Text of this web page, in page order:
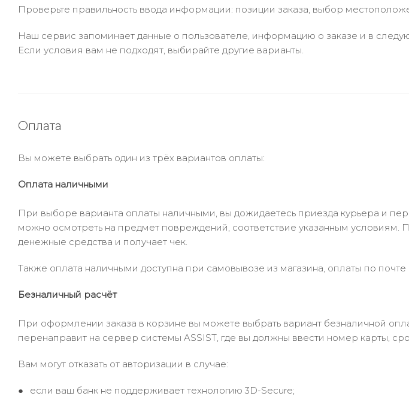
Проверьте правильность ввода информации: позиции заказа, выбор
Наш сервис запоминает данные о пользователе, информацию о заказе и в
Если условия вам не подходят, выбирайте другие варианты.
Оплата
Вы можете выбрать один из трёх вариантов оплаты:
Оплата наличными
При выборе варианта оплаты наличными, вы дожидаетесь приезда курьера и
можно осмотреть на предмет повреждений, соответствие указанным условиям.
денежные средства и получает чек.
Также оплата наличными доступна при самовывозе из магазина, оплаты по
Безналичный расчёт
При оформлении заказа в корзине вы можете выбрать вариант безналичной
перенаправит на сервер системы ASSIST, где вы должны ввести номер карты,
Вам могут отказать от авторизации в случае:
если ваш банк не поддерживает технологию 3D-Secure;